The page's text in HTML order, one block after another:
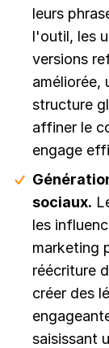
leurs
l'outil, les
versions
améliorée,
structure
affiner le
engage
sociaux.
les
marketing
réécriture
créer des
saisissant